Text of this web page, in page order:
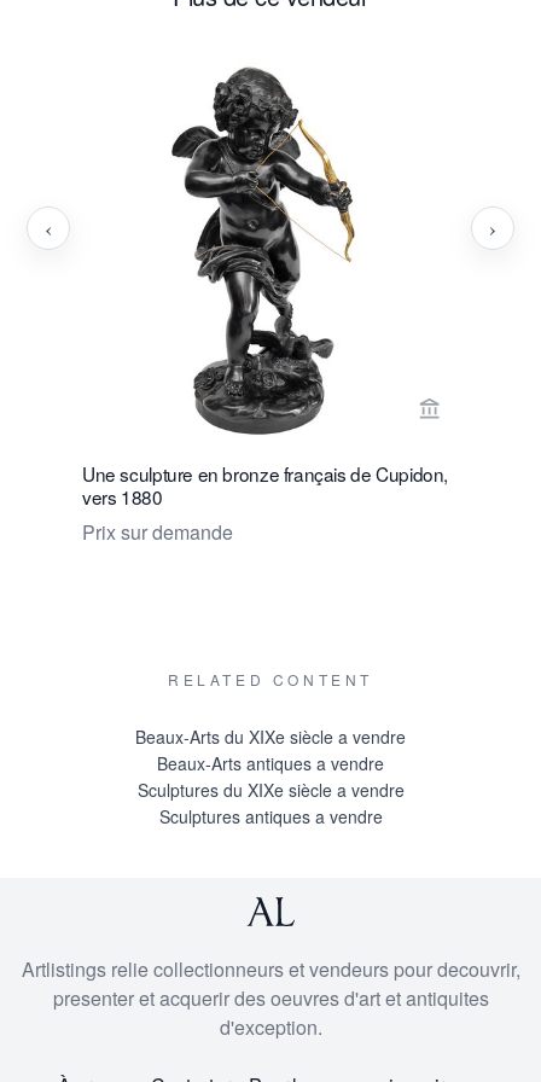
Voir la page
Une sculpture en bronze français de Cupidon,
vers 1880
Prix sur demande
‹ ›
RELATED CONTENT
Beaux-Arts du XIXe siècle a vendre
Beaux-Arts antiques a vendre
Sculptures du XIXe siècle a vendre
Sculptures antiques a vendre
Artlistings relie collectionneurs et vendeurs pour decouvrir,
presenter et acquerir des oeuvres d'art et antiquites
d'exception.